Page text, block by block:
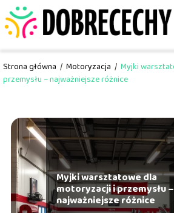
Strona główna / Motoryzacja / Myjki
przemysłu – najważniejsze różnice
Myjki warsztatowe dla
motoryzacji i przemysłu –
najważniejsze różnice